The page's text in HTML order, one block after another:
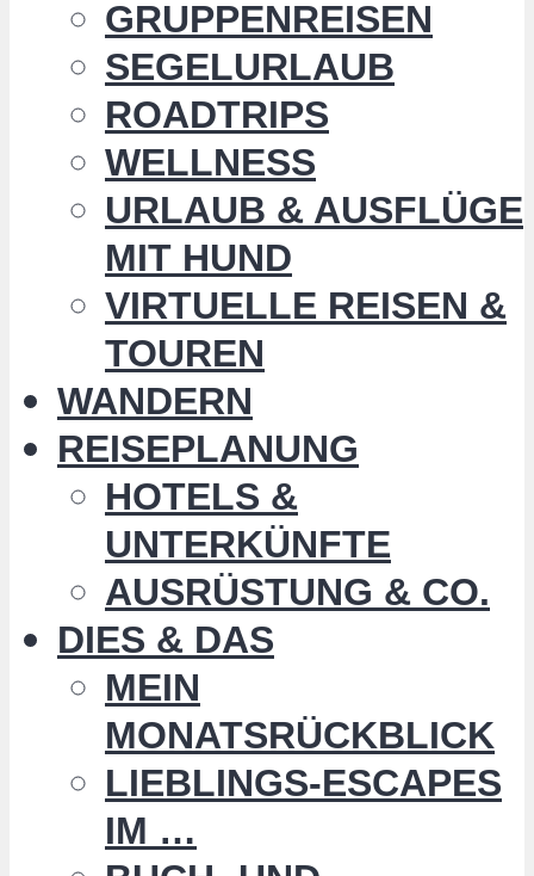
GRUPPENREISEN
SEGELURLAUB
ROADTRIPS
WELLNESS
URLAUB & AUSFLÜGE
MIT HUND
VIRTUELLE REISEN &
TOUREN
WANDERN
REISEPLANUNG
HOTELS &
UNTERKÜNFTE
AUSRÜSTUNG & CO.
DIES & DAS
MEIN
MONATSRÜCKBLICK
LIEBLINGS-ESCAPES
IM …